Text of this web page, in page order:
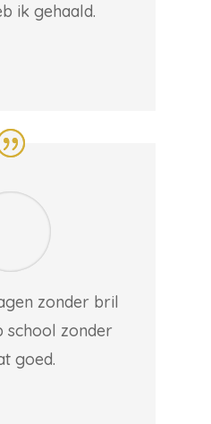
ik gehaald.
zonder bril
school zonder
goed.